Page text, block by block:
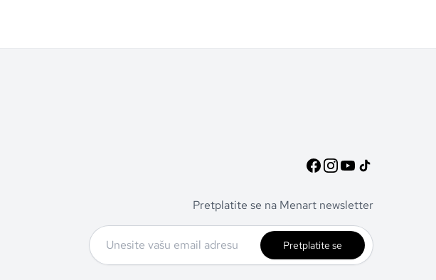
Pretplatite se na Menart newsletter
Pretplatite se